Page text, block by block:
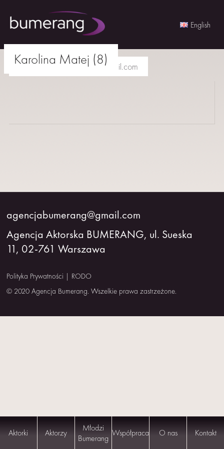
AKTORKI
WSPÓŁPRACA
O
NAS
Aktorki Aktorzy
Młodzi
Bumerang Współpraca O nas Kontakt
English
content
agencjabumerang@gmail.com
Karolina Matej (8)
agencjabumerang@gmail.com
Agencja Aktorska BUMERANG, ul. Sueska
11, 02-761 Warszawa
Polityka Prywatności | RODO
© 2020 Agencja Bumerang. Wszelkie prawa zastrzeżone.